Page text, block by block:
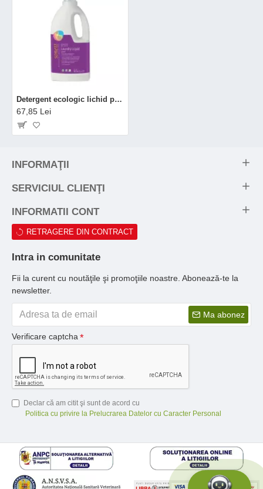
Detergent ecologic lichid pentru rufe albe si colorate lavanda (2 litri), Sonett
67,85 Lei
INFORMAŢII
SERVICIUL CLIENŢI
INFORMATII CONT
RETRAGERE DIN CONTRACT
Intra in comunitate
Fii la curent cu noutăţile şi promoţiile noastre. Abonează-te la
newsletter.
Ma abonez
Verificare captcha
Declar că am citit şi sunt de acord cu
Politica cu privire la Prelucrarea Datelor cu Caracter Personal